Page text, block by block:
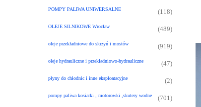
POMPY PALIWA UNIWERSALNE (118)
OLEJE SILNIKOWE Wrocław (489)
oleje przekładniowe do skrzyń i mostów (919)
oleje hydrauliczne i przekładniowo-hydrauliczne (47)
płyny do chłodnic i inne eksploatacyjne (2)
pompy paliwa kosiarki , motorowki ,skutery wodne (701)